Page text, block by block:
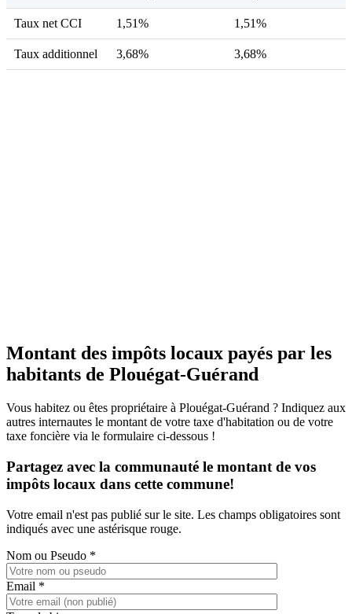
Taux net CCI 1,51% 1,51%
Taux additionnel 3,68% 3,68%
Montant des impôts locaux payés par les
habitants de Plouégat-Guérand
Vous habitez ou êtes propriétaire à Plouégat-Guérand ? Indiquez aux
autres internautes le montant de votre taxe d'habitation ou de votre
taxe foncière via le formulaire ci-dessous !
Partagez avec la communauté le montant de vos
impôts locaux dans cette commune!
Votre email n'est pas publié sur le site. Les champs obligatoires sont
indiqués avec une astérisque rouge.
Nom ou Pseudo *
Email *